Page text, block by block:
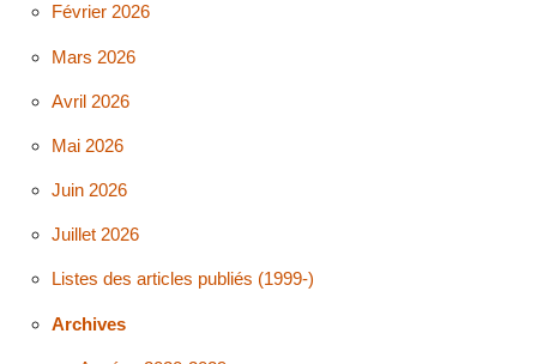
Février 2026
Mars 2026
Avril 2026
Mai 2026
Juin 2026
Juillet 2026
Listes des articles publiés (1999-)
Archives